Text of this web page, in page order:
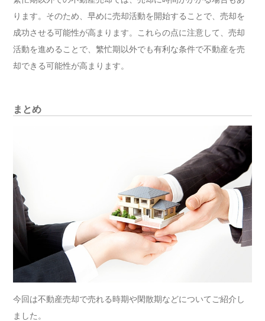
ります。そのため、早めに売却活動を開始することで、売却を
成功させる可能性が高まります。これらの点に注意して、売却
活動を進めることで、繁忙期以外でも有利な条件で不動産を売
却できる可能性が高まります。
まとめ
今回は不動産売却で売れる時期や閑散期などについてご紹介し
ました。